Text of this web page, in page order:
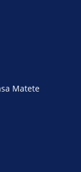
Matete